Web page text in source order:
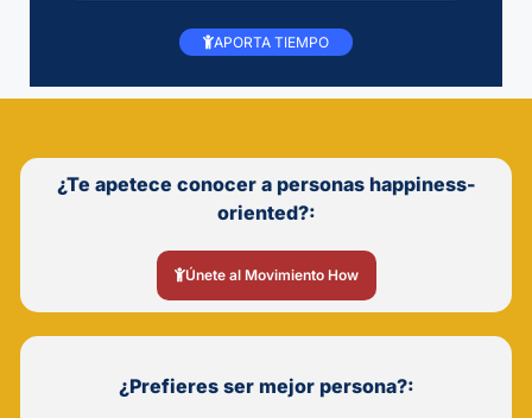
APORTA TIEMPO
¿Te apetece conocer a personas happiness-
oriented?:
Únete al Movimiento How
¿Prefieres ser mejor persona?: